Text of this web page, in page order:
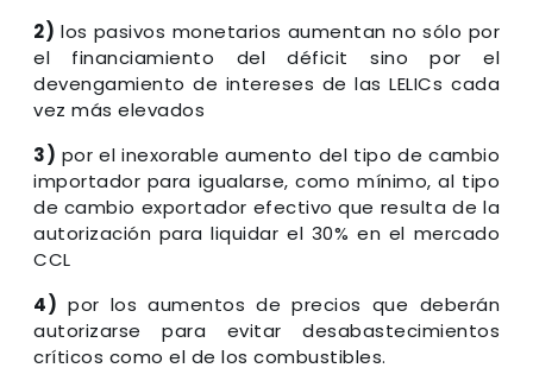
2) los pasivos monetarios aumentan no sólo por
el financiamiento del déficit sino por el
devengamiento de intereses de las LELICs cada
vez más elevados
3) por el inexorable aumento del tipo de cambio
importador para igualarse, como mínimo, al tipo
de cambio exportador efectivo que resulta de la
autorización para liquidar el 30% en el mercado
CCL
4) por los aumentos de precios que deberán
autorizarse para evitar desabastecimientos
críticos como el de los combustibles.